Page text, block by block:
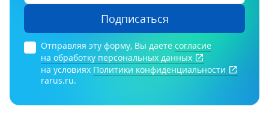
Подписаться
Отправляя эту форму, Вы даете согласие
на обработку персональных данных
на условиях Политики конфиденциальности
rarus.ru.